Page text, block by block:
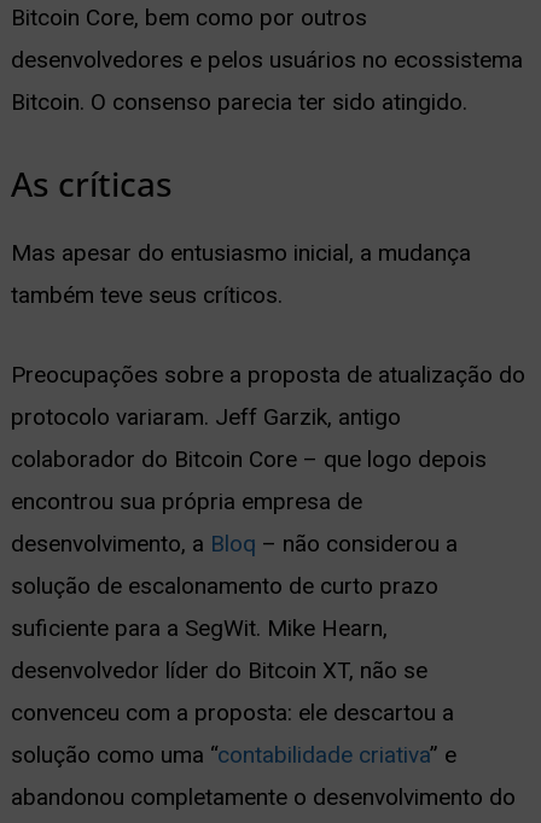
Bitcoin Core, bem como por outros
desenvolvedores e pelos usuários no ecossistema
Bitcoin. O consenso parecia ter sido atingido.
As críticas
Mas apesar do entusiasmo inicial, a mudança
também teve seus críticos.
Preocupações sobre a proposta de atualização do
protocolo variaram. Jeff Garzik, antigo
colaborador do Bitcoin Core – que logo depois
encontrou sua própria empresa de
desenvolvimento, a Bloq – não considerou a
solução de escalonamento de curto prazo
suficiente para a SegWit. Mike Hearn,
desenvolvedor líder do Bitcoin XT, não se
convenceu com a proposta: ele descartou a
solução como uma “contabilidade criativa” e
abandonou completamente o desenvolvimento do